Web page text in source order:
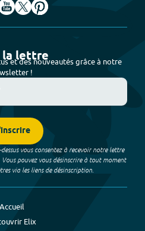
la lettre
et des nouveautés grâce à notre
!
vous consentez à recevoir notre lettre
pouvez vous désinscrire à tout moment
via les liens de désinscription.
Accueil
Elix